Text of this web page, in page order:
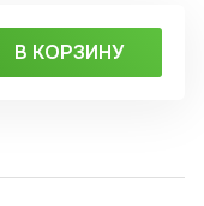
В КОРЗИНУ